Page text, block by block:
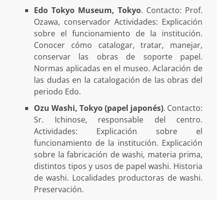
Edo Tokyo Museum, Tokyo. Contacto: Prof.
Ozawa, conservador Actividades: Explicación
sobre el funcionamiento de la institución.
Conocer cómo catalogar, tratar, manejar,
conservar las obras de soporte papel.
Normas aplicadas en el museo. Aclaración de
las dudas en la catalogación de las obras del
periodo Edo.
Ozu Washi, Tokyo (papel japonés). Contacto:
Sr. Ichinose, responsable del centro.
Actividades: Explicación sobre el
funcionamiento de la institución. Explicación
sobre la fabricación de washi, materia prima,
distintos tipos y usos de papel washi. Historia
de washi. Localidades productoras de washi.
Preservación.